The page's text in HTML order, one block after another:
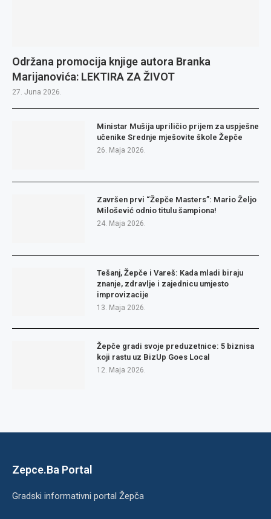
Održana promocija knjige autora Branka
Marijanovića: LEKTIRA ZA ŽIVOT
27. Juna 2026.
Ministar Mušija upriličio prijem za uspješne
učenike Srednje mješovite škole Žepče
26. Maja 2026.
Završen prvi “Žepče Masters”: Mario Željo
Milošević odnio titulu šampiona!
24. Maja 2026.
Tešanj, Žepče i Vareš: Kada mladi biraju
znanje, zdravlje i zajednicu umjesto
improvizacije
13. Maja 2026.
Žepče gradi svoje preduzetnice: 5 biznisa
koji rastu uz BizUp Goes Local
12. Maja 2026.
Zepce.Ba Portal
Gradski informativni portal Žepča